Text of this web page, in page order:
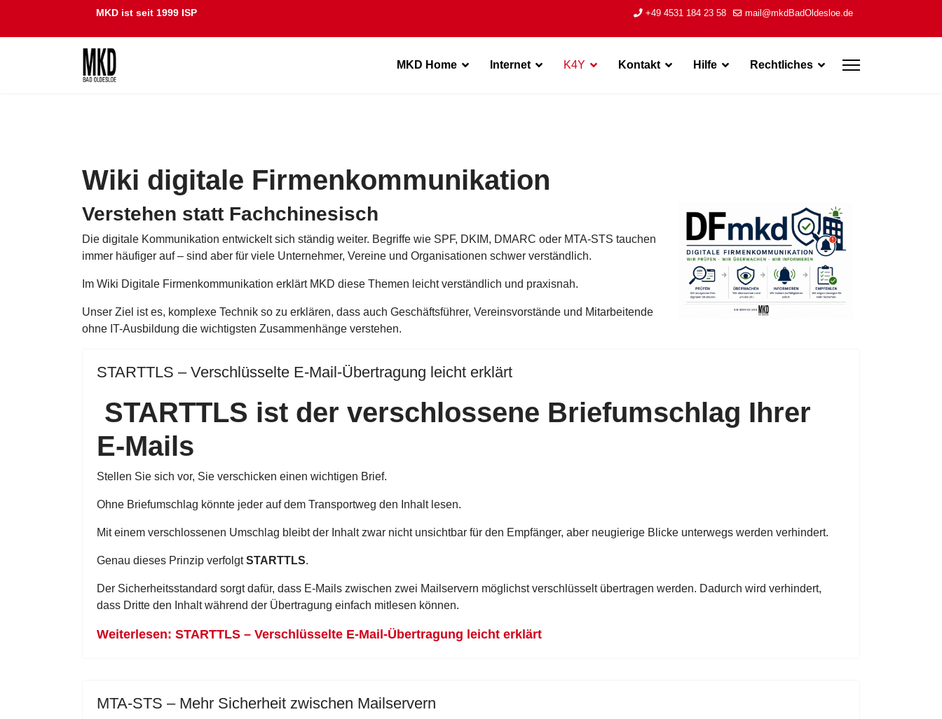
MKD ist seit 1999 ISP +49 4531 184 23 58 mail@mkdBadOldesloe.de
MKD Home Internet K4Y Kontakt Hilfe Rechtliches
Wiki digitale Firmenkommunikation
Verstehen statt Fachchinesisch
Die digitale Kommunikation entwickelt sich ständig weiter. Begriffe wie SPF, DKIM, DMARC oder MTA-STS tauchen
immer häufiger auf – sind aber für viele Unternehmer, Vereine und Organisationen schwer verständlich.
Im Wiki Digitale Firmenkommunikation erklärt MKD diese Themen leicht verständlich und praxisnah.
Unser Ziel ist es, komplexe Technik so zu erklären, dass auch Geschäftsführer, Vereinsvorstände und Mitarbeitende
ohne IT-Ausbildung die wichtigsten Zusammenhänge verstehen.
STARTTLS – Verschlüsselte E-Mail-Übertragung leicht erklärt
STARTTLS ist der verschlossene Briefumschlag Ihrer
E-Mails
Stellen Sie sich vor, Sie verschicken einen wichtigen Brief.
Ohne Briefumschlag könnte jeder auf dem Transportweg den Inhalt lesen.
Mit einem verschlossenen Umschlag bleibt der Inhalt zwar nicht unsichtbar für den Empfänger, aber neugierige Blicke unterwegs werden verhindert.
Genau dieses Prinzip verfolgtSTARTTLS.
Der Sicherheitsstandard sorgt dafür, dass E-Mails zwischen zwei Mailservern möglichst verschlüsselt übertragen werden. Dadurch wird verhindert,
dass Dritte den Inhalt während der Übertragung einfach mitlesen können.
Weiterlesen: STARTTLS – Verschlüsselte E-Mail-Übertragung leicht erklärt
MTA-STS – Mehr Sicherheit zwischen Mailservern